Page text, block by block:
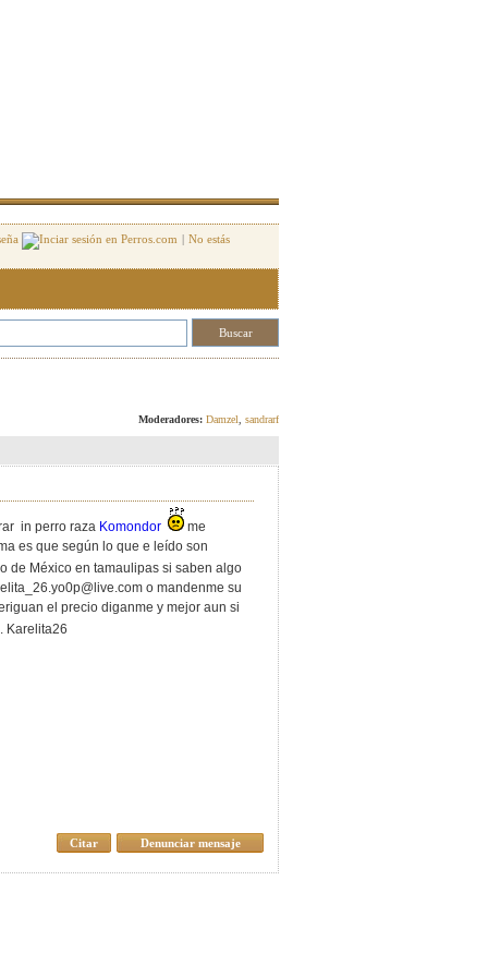
| No estás
Moderadores: Damzel sandrarf
in perro raza Komondor
me
es que según lo que e leído son
de México en tamaulipas si saben algo
o mandenme su
el precio diganme y mejor aun si
Denunciar mensaje
Citar